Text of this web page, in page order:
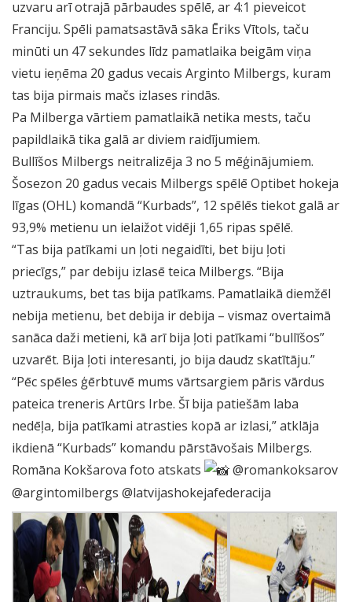
uzvaru arī otrajā pārbaudes spēlē, ar 4:1 pieveicot
Franciju. Spēli pamatsastāvā sāka Ēriks Vītols, taču
minūti un 47 sekundes līdz pamatlaika beigām viņa
vietu ieņēma 20 gadus vecais Arginto Milbergs, kuram
tas bija pirmais mačs izlases rindās.
Pa Milberga vārtiem pamatlaikā netika mests, taču
papildlaikā tika galā ar diviem raidījumiem.
Bullīšos Milbergs neitralizēja 3 no 5 mēģinājumiem.
Šosezon 20 gadus vecais Milbergs spēlē Optibet hokeja
līgas (OHL) komandā “Kurbads”, 12 spēlēs tiekot galā ar
93,9% metienu un ielaižot vidēji 1,65 ripas spēlē.
“Tas bija patīkami un ļoti negaidīti, bet biju ļoti
priecīgs,” par debiju izlasē teica Milbergs. “Bija
uztraukums, bet tas bija patīkams. Pamatlaikā diemžēl
nebija metienu, bet debija ir debija – vismaz overtaimā
sanāca daži metieni, kā arī bija ļoti patīkami “bullīšos”
uzvarēt. Bija ļoti interesanti, jo bija daudz skatītāju.”
“Pēc spēles ģērbtuvē mums vārtsargiem pāris vārdus
pateica treneris Artūrs Irbe. Šī bija patiešām laba
nedēļa, bija patīkami atrasties kopā ar izlasi,” atklāja
ikdienā “Kurbads” komandu pārstāvošais Milbergs.
Romāna Kokšarova foto atskats
@romankoksarov
@argintomilbergs @latvijashokejafederacija